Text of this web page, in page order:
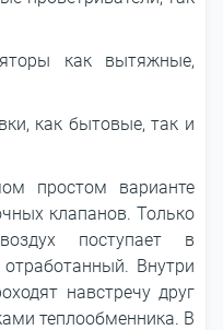
как вытяжные,
как бытовые, так и
простом варианте
клапанов. Только
поступает в
Внутри
навстречу друг
теплообменника. В